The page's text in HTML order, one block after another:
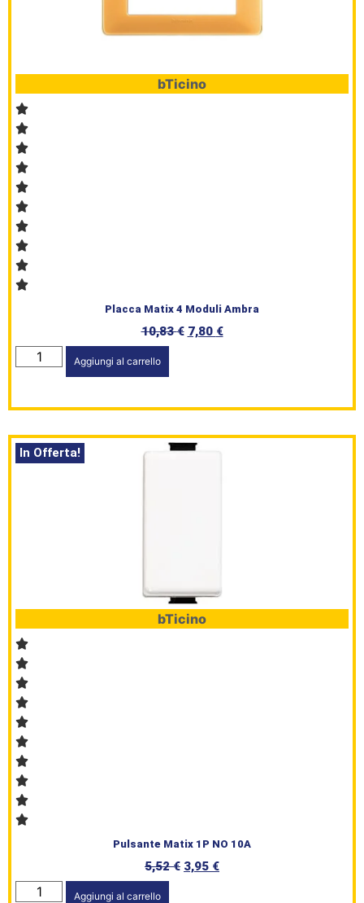
bTicino
Placca Matix 4 Moduli Ambra
10,83€ 7,80 €
Aggiungi al carrello
In Offerta!
bTicino
Pulsante Matix 1P NO 10A
5,52€ 3,95 €
Aggiungi al carrello